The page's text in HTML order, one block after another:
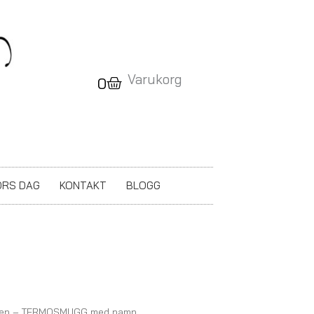
0
Varukorg
Varukorg
DAG KONTAKT BLOGG